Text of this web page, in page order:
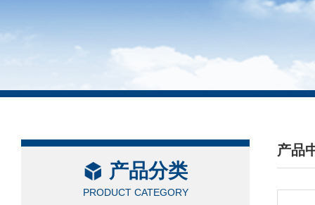
产品分类
PRODUCT CATEGORY
产品
/